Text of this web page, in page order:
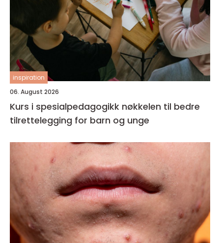
inspiration
06. August 2026
Kurs i spesialpedagogikk nøkkelen til bedre
tilrettelegging for barn og unge